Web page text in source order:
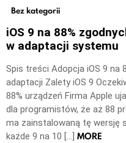
Bez kategorii
iOS 9 na 88%
w adaptacji systemu
Spis treści Adopcja iOS 9 na
adaptacji Zalety iOS 9
88% urządzeń Firma Apple
dla programistów, że aż 88
ma zainstalowaną tę wersję
każde 9 na 10 […] MORE